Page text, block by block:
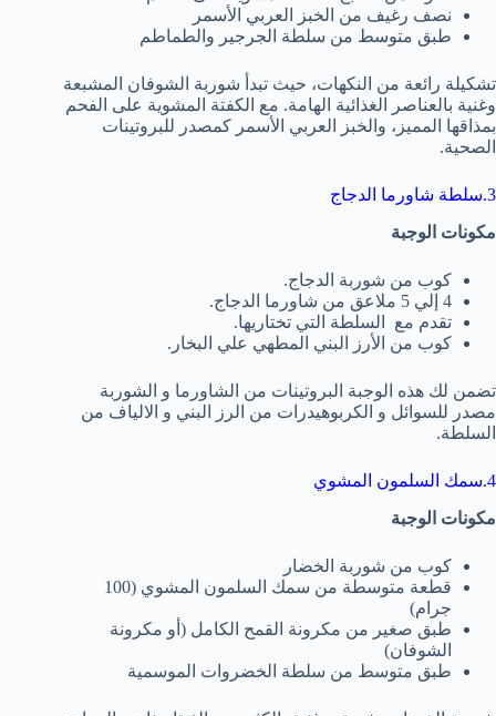
نصف رغيف من الخبز العربي الأسمر
طبق متوسط من سلطة الجرجير والطماطم
تشكيلة رائعة من النكهات، حيث تبدأ شوربة الشوفان المشبعة
وغنية بالعناصر الغذائية الهامة. مع الكفتة المشوية على الفحم
بمذاقها المميز، والخبز العربي الأسمر كمصدر للبروتينات
الصحية.
3.سلطة شاورما الدجاج
مكونات الوجبة
كوب من شوربة الدجاج.
4 إلي 5 ملاعق من شاورما الدجاج.
تقدم مع السلطة التي تختاريها.
كوب من الأرز البني المطهي علي البخار.
تضمن لك هذه الوجبة البروتينات من الشاورما و الشوربة
مصدر للسوائل و الكربوهيدرات من الرز البني و الالياف من
السلطة.
4.سمك السلمون المشوي
مكونات الوجبة
كوب من شوربة الخضار
قطعة متوسطة من سمك السلمون المشوي (100
جرام)
طبق صغير من مكرونة القمح الكامل (أو مكرونة
الشوفان)
طبق متوسط من سلطة الخضروات الموسمية